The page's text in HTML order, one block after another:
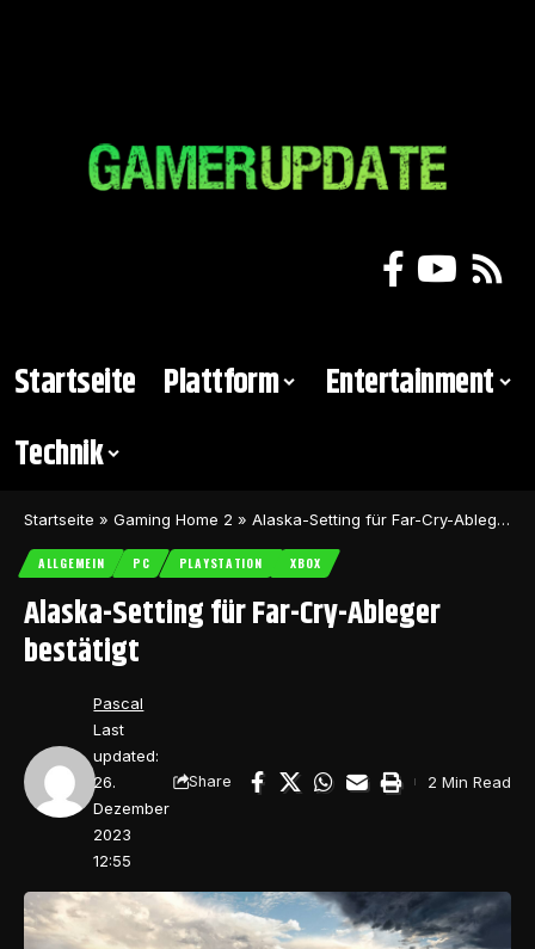
Startseite Plattform
Entertainment
Technik
Startseite » Gaming Home 2 » Alaska-Setting für Far-Cry-Ableger bestätigt
ALLGEMEIN PC PLAYSTATION XBOX
Alaska-Setting für Far-Cry-Ableger
bestätigt
Last
updated:
26.
Dezember
2023
12:55
Pascal
Share 2 Min Read